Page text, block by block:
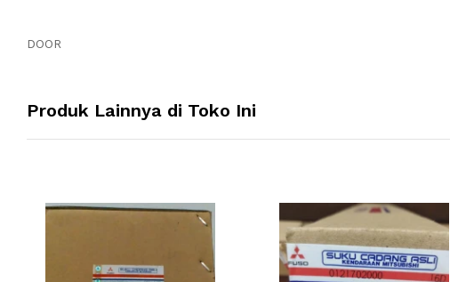
DOOR
Produk Lainnya di Toko Ini